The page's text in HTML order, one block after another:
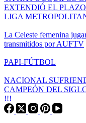
EXTENDIÓ EL
LIGA
La Celeste femenina
transmitidos por AUFTV
PAPI-FÚTBOL
NACIONAL
CAMPEÓN DEL
!!!